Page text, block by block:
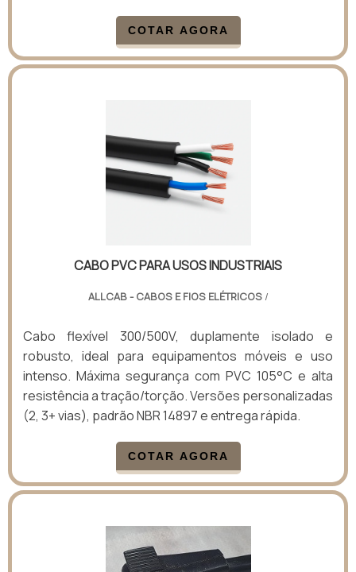
COTAR AGORA
CABO PVC PARA USOS INDUSTRIAIS
ALLCAB - CABOS E FIOS ELÉTRICOS/
Cabo flexível 300/500V, duplamente isolado e
robusto, ideal para equipamentos móveis e uso
intenso. Máxima segurança com PVC 105°C e alta
resistência a tração/torção. Versões personalizadas
(2, 3+ vias), padrão NBR 14897 e entrega rápida.
COTAR AGORA